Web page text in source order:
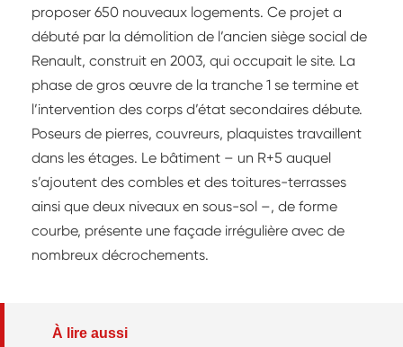
proposer 650 nouveaux logements. Ce projet a
débuté par la démolition de l’ancien siège social de
Renault, construit en 2003, qui occupait le site. La
phase de gros œuvre de la tranche 1 se termine et
l’intervention des corps d’état secondaires débute.
Poseurs de pierres, couvreurs, plaquistes travaillent
dans les étages. Le bâtiment – un R+5 auquel
s’ajoutent des combles et des toitures-terrasses
ainsi que deux niveaux en sous-sol –, de forme
courbe, présente une façade irrégulière avec de
nombreux décrochements.
À lire aussi